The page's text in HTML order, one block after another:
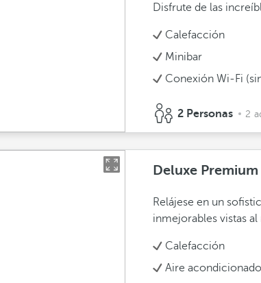
Disfrute de las
Calefacción
Minibar
Conexión Wi-Fi
2 Personas 2
Deluxe Premium
Relájese en un
inmejorables vistas al
Calefacción
Aire acondicionado